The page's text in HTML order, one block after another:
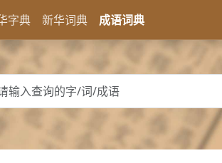
字典 新华词典 成语词典